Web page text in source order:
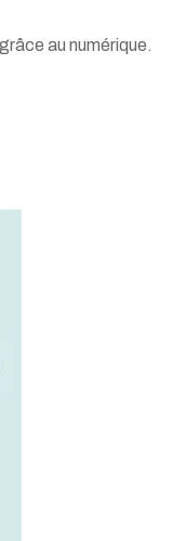
au numérique.